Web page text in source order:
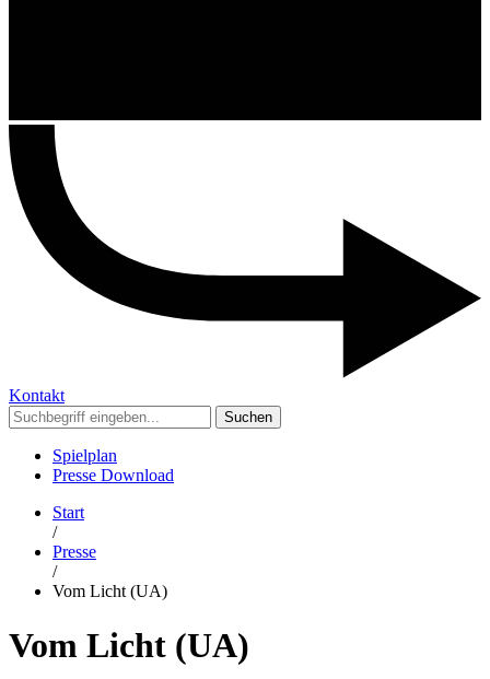
Kontakt
Suchen
Spielplan
Presse Download
Start
/
Presse
/
Vom Licht (UA)
Vom Licht (UA)